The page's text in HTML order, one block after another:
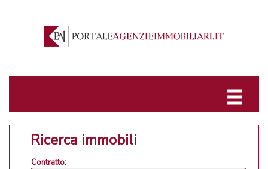
Ricerca immobili
Contratto: